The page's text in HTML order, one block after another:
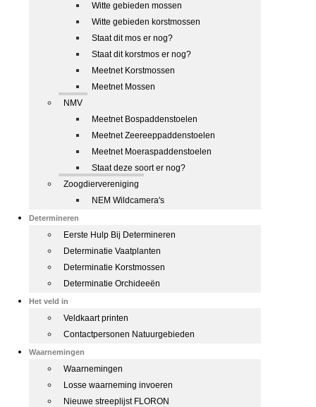
Witte gebieden mossen
Witte gebieden korstmossen
Staat dit mos er nog?
Staat dit korstmos er nog?
Meetnet Korstmossen
Meetnet Mossen
NMV
Meetnet Bospaddenstoelen
Meetnet Zeereeppaddenstoelen
Meetnet Moeraspaddenstoelen
Staat deze soort er nog?
Zoogdiervereniging
NEM Wildcamera's
Determineren
Eerste Hulp Bij Determineren
Determinatie Vaatplanten
Determinatie Korstmossen
Determinatie Orchideeën
Het veld in
Veldkaart printen
Contactpersonen Natuurgebieden
Waarnemingen
Waarnemingen
Losse waarneming invoeren
Nieuwe streeplijst FLORON